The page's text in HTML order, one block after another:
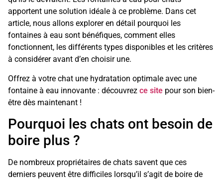
apportent une solution idéale à ce problème. Dans cet
article, nous allons explorer en détail pourquoi les
fontaines à eau sont bénéfiques, comment elles
fonctionnent, les différents types disponibles et les critères
à considérer avant d’en choisir une.
Offrez à votre chat une hydratation optimale avec une
fontaine à eau innovante : découvrez ce site pour son bien-
être dès maintenant !
Pourquoi les chats ont besoin de
boire plus ?
De nombreux propriétaires de chats savent que ces
derniers peuvent être difficiles lorsqu’il s’agit de boire de